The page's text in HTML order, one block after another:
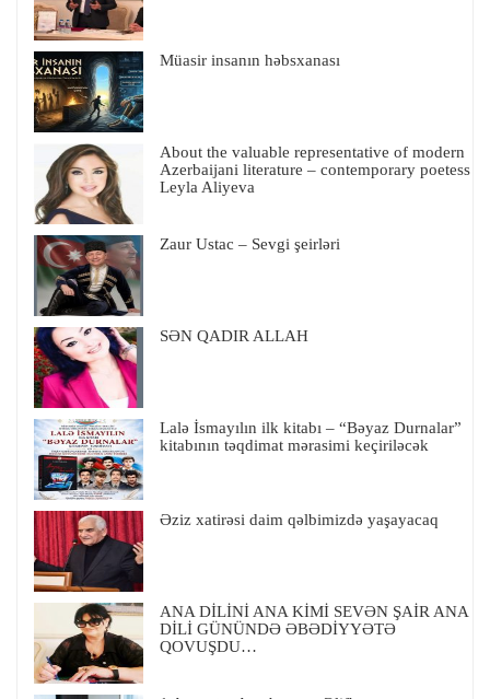
Müasir insanın həbsxanası
About the valuable representative of modern
Azerbaijani literature – contemporary poetess
Leyla Aliyeva
Zaur Ustac – Sevgi şeirləri
SƏN QADIR ALLAH
Lalə İsmayılın ilk kitabı – “Bəyaz Durnalar”
kitabının təqdimat mərasimi keçiriləcək
Əziz xatirəsi daim qəlbimizdə yaşayacaq
ANA DİLİNİ ANA KİMİ SEVƏN ŞAİR ANA
DİLİ GÜNÜNDƏ ƏBƏDİYYƏTƏ
QOVUŞDU…